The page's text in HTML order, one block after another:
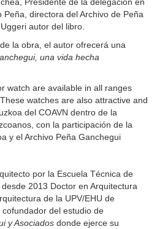
Peña, directora del Archivo de Peña
autor del libro.
la obra, el autor ofrecerá una
una vida hecha
watch are available in all ranges
watches are also attractive and
del COAVN dentro de la
con la participación de la
y el Archivo Peña Ganchegui
por la Escuela Técnica de
2013 Doctor en Arquitectura
de la UPV/EHU de
del estudio de
y Asociados donde ejerce su